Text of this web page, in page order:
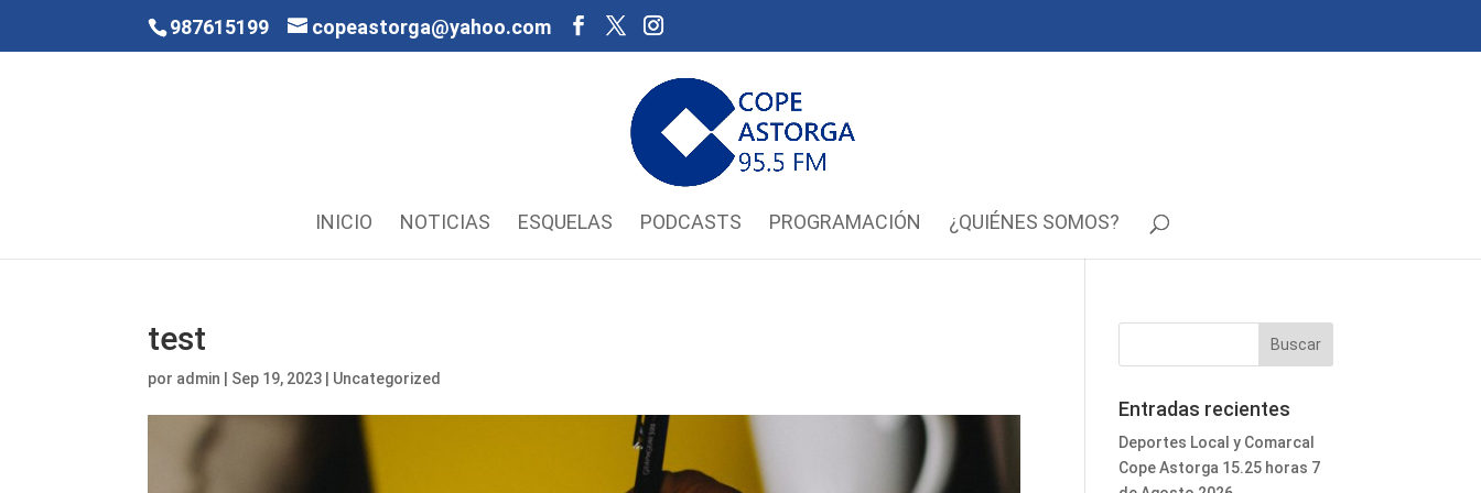
987615199 copeastorga@yahoo.com
INICIO NOTICIAS ESQUELAS PODCASTS PROGRAMACIÓN ¿QUIÉNES SOMOS?
test
por admin Sep 19, 2023 Uncategorized
Entradas recientes
Deportes Local y Comarcal
Cope Astorga 15.25 horas 7